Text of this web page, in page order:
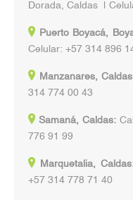
Dorada, Caldas |
Puerto Boyacá,
Celular: +57 314 896
Manzanares,
314 774 00 43
Samaná, Caldas:
776 91 99
Marquetalia,
+57 314 778 71 40